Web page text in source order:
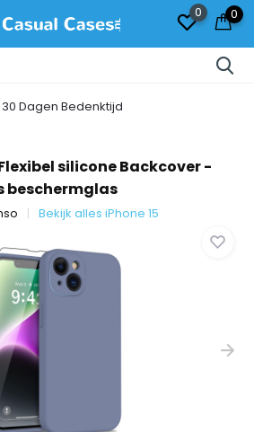
0 0
30 Dagen Bedenktijd
silicone Backcover -
beschermglas
Bekijk alles iPhone 15